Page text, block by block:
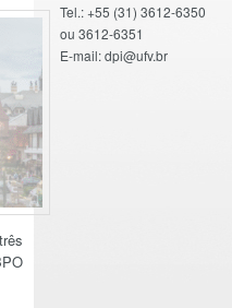
Tel.: +55 (31) 3612-6350
ou 3612-6351
E-mail: dpi@ufv.br